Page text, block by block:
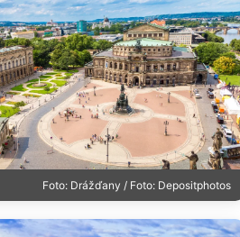
Foto: Drážďany / Foto: Depositphotos